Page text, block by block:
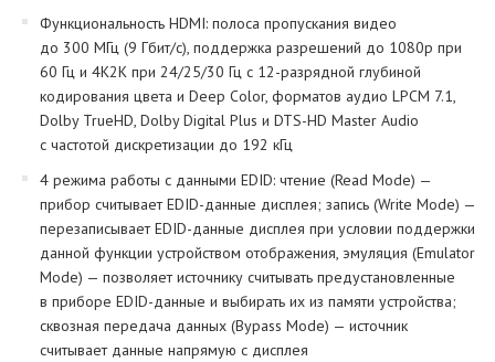
Функциональность HDMI: полоса пропускания видео
до 300 МГц (9 Гбит/с), поддержка разрешений до 1080p при
60 Гц и 4K2K при 24/25/30 Гц c 12-разрядной глубиной
кодирования цвета и Deep Color, форматов аудио LPCM 7.1,
Dolby TrueHD, Dolby Digital Plus и DTS-HD Master Audio
с частотой дискретизации до 192 кГц
4 режима работы с данными EDID: чтение (Read Mode) —
прибор считывает EDID-данные дисплея; запись (Write Mode) —
перезаписывает EDID-данные дисплея при условии поддержки
данной функции устройством отображения, эмуляция (Emulator
Mode) — позволяет источнику считывать предустановленные
в приборе EDID-данные и выбирать их из памяти устройства;
сквозная передача данных (Bypass Mode) — источник
считывает данные напрямую с дисплея